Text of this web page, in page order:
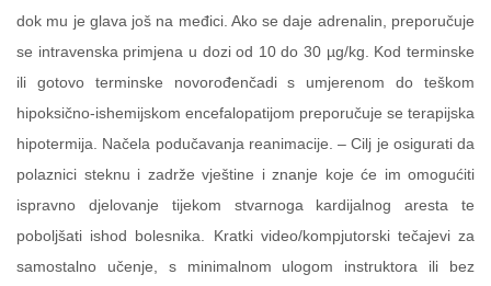
dok mu je glava još na međici. Ako se daje adrenalin, preporučuje
se intravenska primjena u dozi od 10 do 30 µg/kg. Kod terminske
ili gotovo terminske novorođenčadi s umjerenom do teškom
hipoksično-ishemijskom encefalopatijom preporučuje se terapijska
hipotermija. Načela podučavanja reanimacije. – Cilj je osigurati da
polaznici steknu i zadrže vještine i znanje koje će im omogućiti
ispravno djelovanje tijekom stvarnoga kardijalnog aresta te
poboljšati ishod bolesnika. Kratki video/kompjutorski tečajevi za
samostalno učenje, s minimalnom ulogom instruktora ili bez